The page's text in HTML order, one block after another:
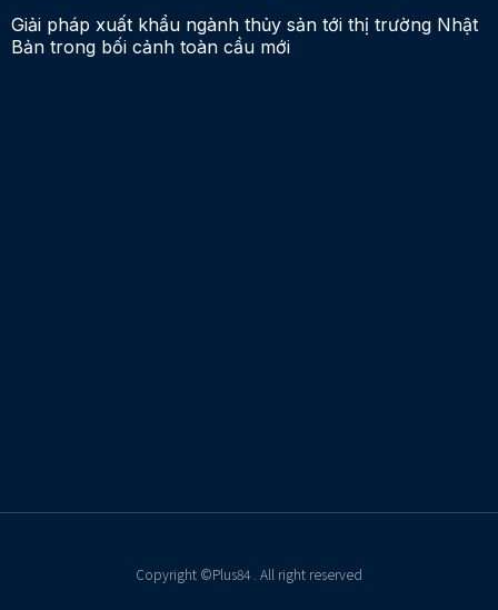
Giải pháp xuất khẩu ngành thủy sản tới thị trường Nhật
Bản trong bối cảnh toàn cầu mới
Copyright ©Plus84 . All right reserved